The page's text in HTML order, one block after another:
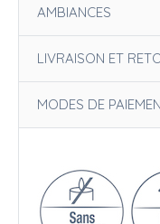
AMBIANCES
LIVRAISON ET
MODES DE